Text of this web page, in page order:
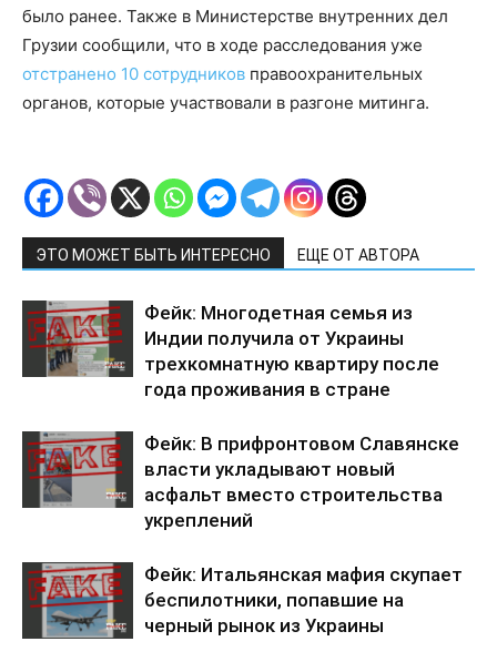
было ранее. Также в Министерстве внутренних дел
Грузии сообщили, что в ходе расследования уже
отстранено 10 сотрудников правоохранительных
органов, которые участвовали в разгоне митинга.
ЭТО МОЖЕТ БЫТЬ ИНТЕРЕСНО ЕЩЕ ОТ АВТОРА
Фейк: Многодетная семья из
Индии получила от Украины
трехкомнатную квартиру после
года проживания в стране
Фейк: В прифронтовом Славянске
власти укладывают новый
асфальт вместо строительства
укреплений
Фейк: Итальянская мафия скупает
беспилотники, попавшие на
черный рынок из Украины